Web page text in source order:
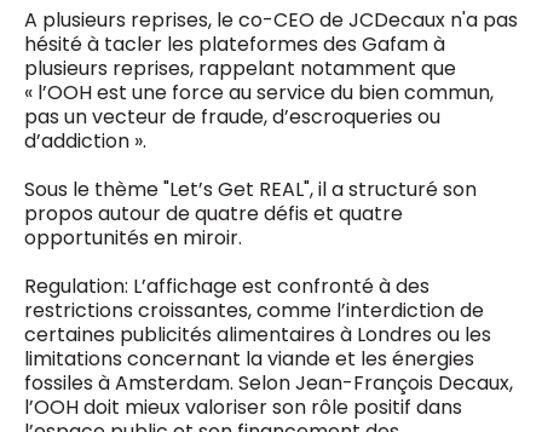
A plusieurs reprises, le co-CEO de JCDecaux n'a pas
hésité à tacler les plateformes des Gafam à
plusieurs reprises, rappelant notamment que
« l’OOH est une force au service du bien commun,
pas un vecteur de fraude, d’escroqueries ou
d’addiction ».
Sous le thème "Let’s Get REAL", il a structuré son
propos autour de quatre défis et quatre
opportunités en miroir.
Regulation: L’affichage est confronté à des
restrictions croissantes, comme l’interdiction de
certaines publicités alimentaires à Londres ou les
limitations concernant la viande et les énergies
fossiles à Amsterdam. Selon Jean-François Decaux,
l’OOH doit mieux valoriser son rôle positif dans
(digital)
Des questions ?